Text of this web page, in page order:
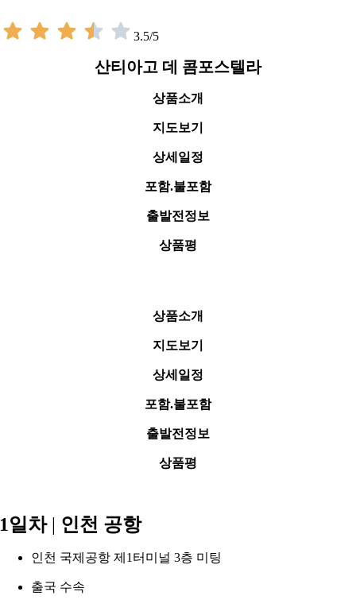
3.5/5
산티아고 데 콤포스텔라
상품소개
지도보기
상세일정
포함.불포함
출발전정보
상품평
상품소개
지도보기
상세일정
포함.불포함
출발전정보
상품평
1일차 | 인천 공항
인천 국제공항 제1터미널 3층 미팅
출국 수속